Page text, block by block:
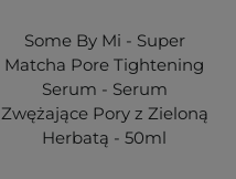
Some By Mi - Super
Matcha Pore Tightening
Serum - Serum
Zwężające Pory z Zieloną
Herbatą - 50ml